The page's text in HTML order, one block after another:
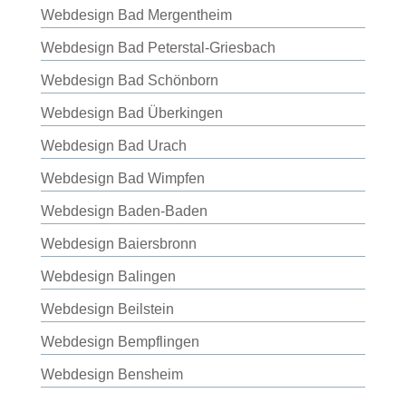
Webdesign Bad Mergentheim
Webdesign Bad Peterstal-Griesbach
Webdesign Bad Schönborn
Webdesign Bad Überkingen
Webdesign Bad Urach
Webdesign Bad Wimpfen
Webdesign Baden-Baden
Webdesign Baiersbronn
Webdesign Balingen
Webdesign Beilstein
Webdesign Bempflingen
Webdesign Bensheim